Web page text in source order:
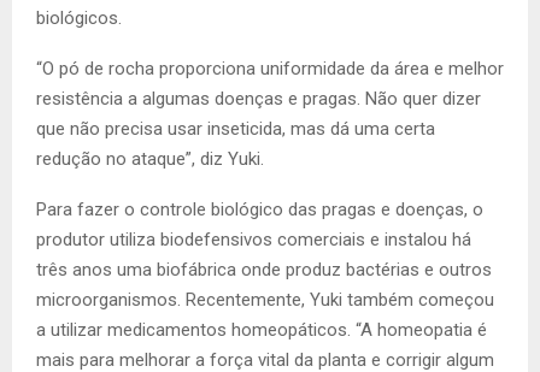
biológicos.
“O pó de rocha proporciona uniformidade da área e melhor
resistência a algumas doenças e pragas. Não quer dizer
que não precisa usar inseticida, mas dá uma certa
redução no ataque”, diz Yuki.
Para fazer o controle biológico das pragas e doenças, o
produtor utiliza biodefensivos comerciais e instalou há
três anos uma biofábrica onde produz bactérias e outros
microorganismos. Recentemente, Yuki também começou
a utilizar medicamentos homeopáticos. “A homeopatia é
mais para melhorar a força vital da planta e corrigir algum